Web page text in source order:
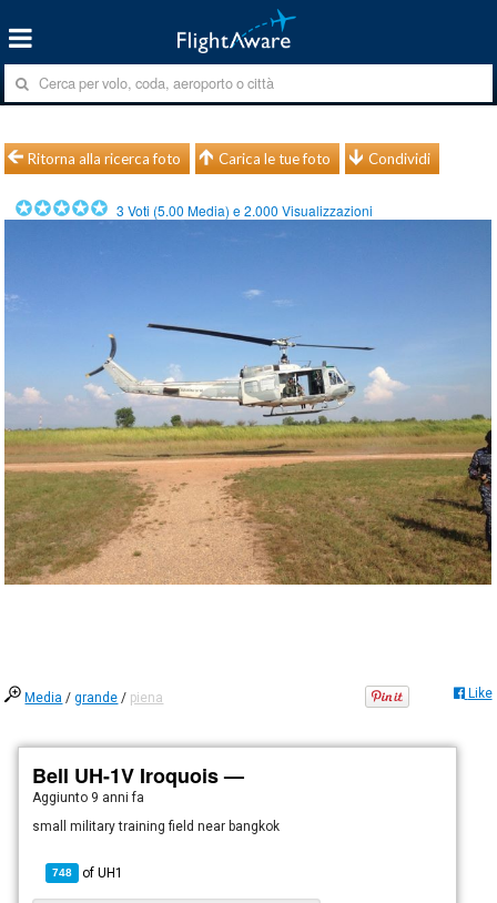
Ritorna alla ricerca foto Carica le tue foto Condividi
3 Voti (5.00 Media) e2.000 Visualizzazioni
Media /grande / piena Like
Bell UH-1V Iroquois —
Aggiunto 9 anni fa
small military training field near bangkok
748 ofUH1